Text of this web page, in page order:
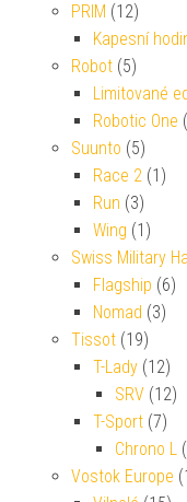
PRIM (12)
Kapesní
Robot (5)
Limitované
Robotic One
Suunto (5)
Race 2 (1)
Run (3)
Wing (1)
Swiss Military
Flagship (6)
Nomad (3)
Tissot (19)
T-Lady (12)
SRV (12)
T-Sport (7)
Chrono L
Vostok Europe